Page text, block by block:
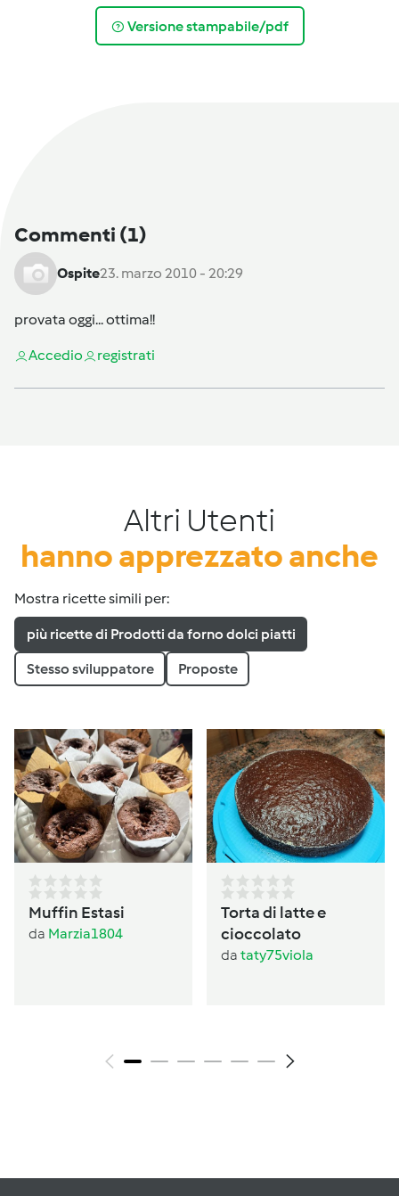
Versione stampabile/pdf
Commenti (1)
Ospite23. marzo 2010 - 20:29
provata oggi... ottima!!
Accedio registrati
Altri Utenti
hanno apprezzato anche
Mostra ricette simili per:
più ricette di Prodotti da forno dolci piatti
Stesso sviluppatore Proposte
Muffin Estasi
da Marzia1804
Torta di latte e
cioccolato
da taty75viola